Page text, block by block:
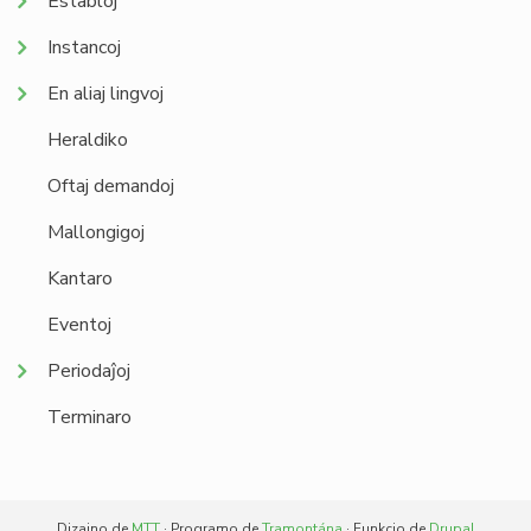
Instancoj
En aliaj lingvoj
Heraldiko
Oftaj demandoj
Mallongigoj
Kantaro
Eventoj
Periodaĵoj
Terminaro